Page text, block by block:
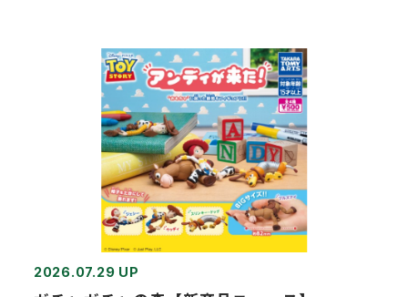
2026.07.29 UP